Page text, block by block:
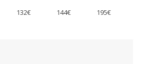
132€ 144€ 195€